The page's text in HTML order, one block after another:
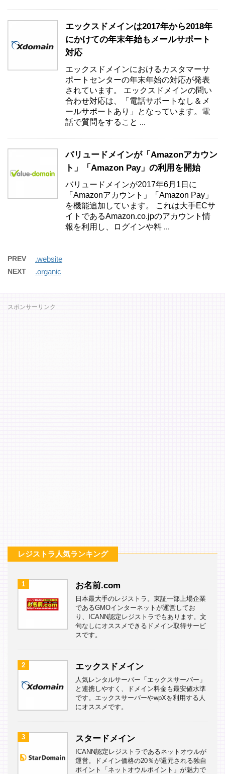
エックスドメインは2017年から2018年
にかけての年末年始もメールサポート
対応
エックスドメインにおけるカスタマーサ
ポートセンターの年末年始の対応が発表
されています。 エックスドメインの問い
合わせ対応は、「電話サポートなし＆メ
ールサポートあり」となっています。電
話で質問をすること ...
バリュードメインが「Amazonアカウン
ト」「Amazon Pay」の利用を開始
バリュードメインが2017年6月1日に
「Amazonアカウント」「Amazon Pay」
を機能追加しています。 これは大手ECサ
イトであるAmazon.co.jpのアカウント情
報を利用し、ログインや料 ...
PREV .website
NEXT .organic
スポンサーリンク
レジストラ人気ランキング
1 お名前.com
日本最大手のレジストラ。東証一部上場企業
であるGMOインターネットが運営してお
り、ICANN認定レジストラでもあります。文
句なしにオススメできるドメイン取得サービ
スです。
2 エックスドメイン
人気レンタルサーバー「エックスサーバー」
と連携しやすく、ドメイン料金も最安値水準
です。エックスサーバーやwpXを利用する人
にオススメです。
3 スタードメイン
ICANN認定レジストラであるネットオウルが
運営。ドメイン価格の20％が還元される独自
ポイント「ネットオウルポイント」が魅力で